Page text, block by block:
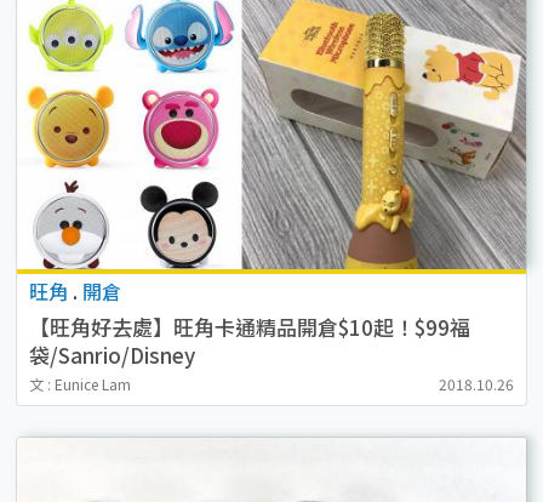
旺角 . 開倉
【旺角好去處】旺角卡通精品開倉$10起！$99福
袋/Sanrio/Disney
文 : Eunice Lam 2018.10.26